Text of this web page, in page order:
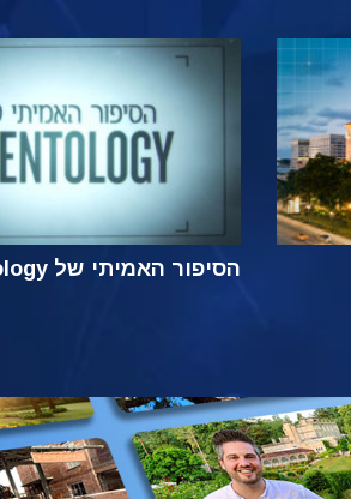
הסיפור האמיתי של Scientology